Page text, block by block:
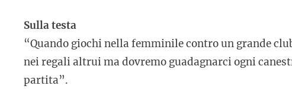
Sulla testa
“Quando giochi nella femminile contro un grande
nei regali altrui ma dovremo guadagnarci ogni
partita”.